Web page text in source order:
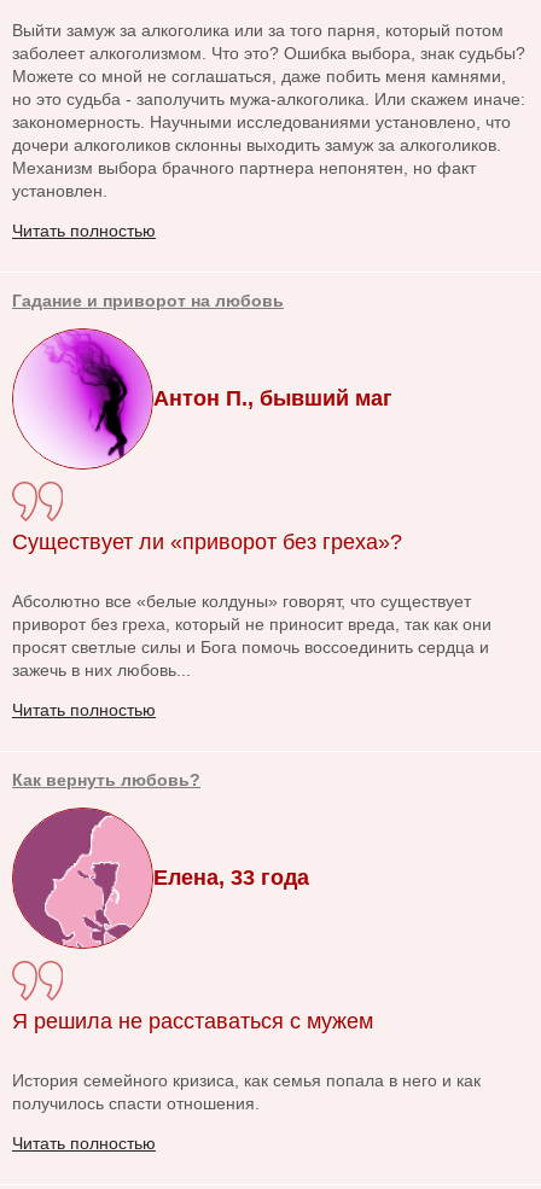
Выйти замуж за алкоголика или за того парня, который потом
заболеет алкоголизмом. Что это? Ошибка выбора, знак судьбы?
Можете со мной не соглашаться, даже побить меня камнями,
но это судьба - заполучить мужа-алкоголика. Или скажем иначе:
закономерность. Научными исследованиями установлено, что
дочери алкоголиков склонны выходить замуж за алкоголиков.
Механизм выбора брачного партнера непонятен, но факт
установлен.
Читать полностью
Гадание и приворот на любовь
Антон П., бывший маг
Существует ли «приворот без греха»?
Абсолютно все «белые колдуны» говорят, что существует
приворот без греха, который не приносит вреда, так как они
просят светлые силы и Бога помочь воссоединить сердца и
зажечь в них любовь...
Читать полностью
Как вернуть любовь?
Елена, 33 года
Я решила не расставаться с мужем
История семейного кризиса, как семья попала в него и как
получилось спасти отношения.
Читать полностью